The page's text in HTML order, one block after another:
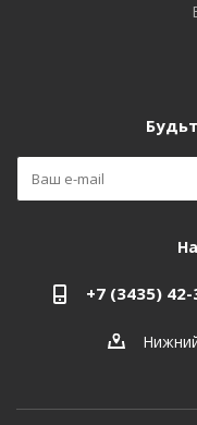
+7 (3435)